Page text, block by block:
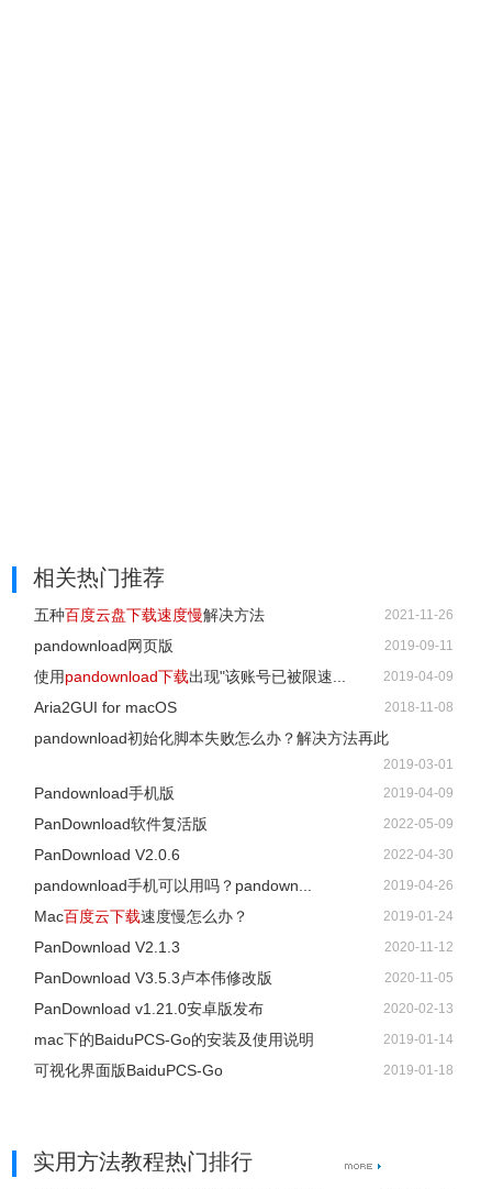
相关热门推荐
五种百度云盘下载速度慢解决方法 2021-11-26
pandownload网页版 2019-09-11
使用pandownload下载出现"该账号已被限速... 2019-04-09
Aria2GUI for macOS 2018-11-08
pandownload初始化脚本失败怎么办？解决方法再此
2019-03-01
Pandownload手机版 2019-04-09
PanDownload软件复活版 2022-05-09
PanDownload V2.0.6 2022-04-30
pandownload手机可以用吗？pandown... 2019-04-26
Mac百度云下载速度慢怎么办？ 2019-01-24
PanDownload V2.1.3 2020-11-12
PanDownload V3.5.3卢本伟修改版 2020-11-05
PanDownload v1.21.0安卓版发布 2020-02-13
mac下的BaiduPCS-Go的安装及使用说明 2019-01-14
可视化界面版BaiduPCS-Go 2019-01-18
实用方法教程热门排行